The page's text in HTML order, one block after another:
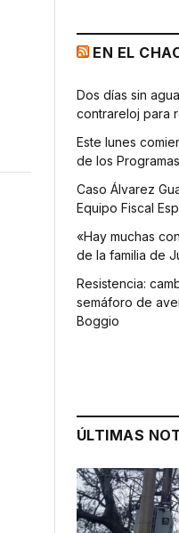
EN EL
Dos días sin
contrareloj para
Este lunes
de los
Caso Álvarez
Equipo Fiscal
«Hay muchas
de la familia de
Resistencia:
semáforo de
Boggio
ÚLTIMAS